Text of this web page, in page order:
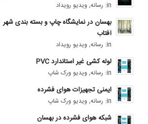
in: رسانه,ویدیو رویداد
بهسان در نمایشگاه چاپ و بسته بندی شهر
آفتاب
in: رسانه,ویدیو رویداد
لوله کشی غیر استاندارد PVC
in: رسانه,ویدیو ورک شاپ
ایمنی تجهیزات هوای فشرده
in: رسانه,ویدیو ورک شاپ
شبکه هوای فشرده در بهسان